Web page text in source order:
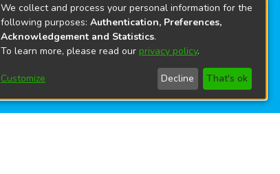
We collect and process your personal information for the
following purposes: Authentication, Preferences,
Acknowledgement and Statistics.
To learn more, please read our privacy policy.
Customize Decline That's ok